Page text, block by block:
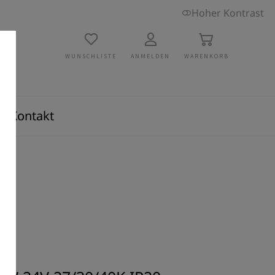
Hoher Kontrast
WUNSCHLISTE ANMELDEN WARENKORB
Kontakt